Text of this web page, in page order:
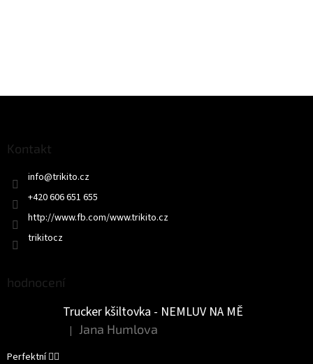
Kontakt
info@trikito.cz
+420 606 651 655
http://www.fb.com/www.trikito.cz
trikitocz
hodnocení
Trucker kšiltovka - NEMLUV NA MĚ
Hodnocení produktu je 5 z 5 hvězdiček.
| Jana Humlova
Perfektní 👌🏻